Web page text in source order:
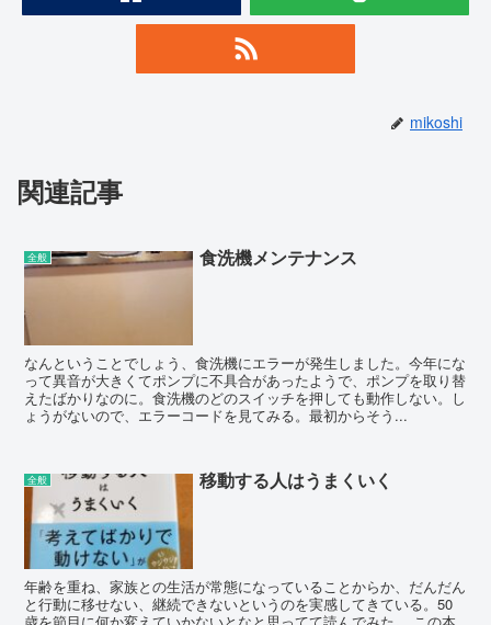
mikoshi
関連記事
全般 食洗機メンテナンス
なんということでしょう、食洗機にエラーが発生しました。今年にな
って異音が大きくてポンプに不具合があったようで、ポンプを取り替
えたばかりなのに。食洗機のどのスイッチを押しても動作しない。し
ょうがないので、エラーコードを見てみる。最初からそう...
全般 移動する人はうまくいく
年齢を重ね、家族との生活が常態になっていることからか、だんだん
と行動に移せない、継続できないというのを実感してきている。50
歳を節目に何か変えていかないとなと思ってて読んでみた。 この本